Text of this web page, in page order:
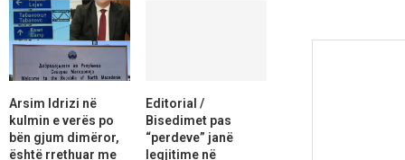
Arsim Idrizi në
kulmin e verës po
bën gjum dimëror,
është rrethuar me
Editorial /
Bisedimet pas
“perdeve” janë
legjitime në